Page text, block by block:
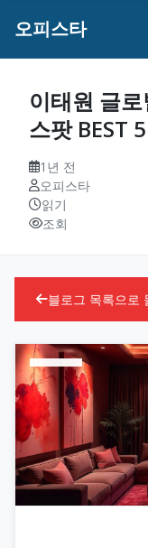
오피스타
이태원 글
스팟 BEST 5
1년 전
오피스타
읽기
조회
블로그 목록으로